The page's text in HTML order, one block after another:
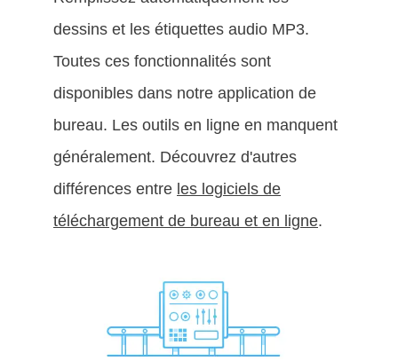
dessins et les étiquettes audio MP3.
Toutes ces fonctionnalités sont
disponibles dans notre application de
bureau. Les outils en ligne en manquent
généralement. Découvrez d'autres
différences entre les logiciels de
téléchargement de bureau et en ligne.